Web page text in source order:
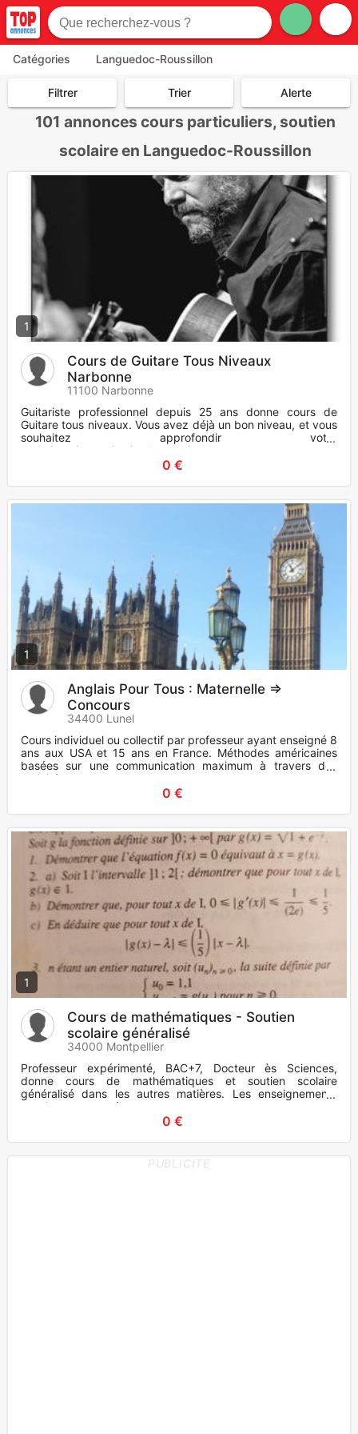
Catégories Languedoc-Roussillon
Filtrer Trier Alerte
101 annonces cours particuliers, soutien
scolaire en Languedoc-Roussillon
1
Cours de Guitare Tous Niveaux
Narbonne
11100 Narbonne
Guitariste professionnel depuis 25 ans donne cours de
Guitare tous niveaux. Vous avez déjà un bon niveau, et vous
souhaitez approfondir votre
technique,improvisation,harmonie. Vous
0 €
1
Anglais Pour Tous : Maternelle =>
Concours
34400 Lunel
Cours individuel ou collectif par professeur ayant enseigné 8
ans aux USA et 15 ans en France. Méthodes américaines
basées sur une communication maximum à travers des
activités mu
0 €
1
Cours de mathématiques - Soutien
scolaire généralisé
34000 Montpellier
Professeur expérimenté, BAC+7, Docteur ès Sciences,
donne cours de mathématiques et soutien scolaire
généralisé dans les autres matières. Les enseignements
consistent en un réca
0 €
PUBLICITE